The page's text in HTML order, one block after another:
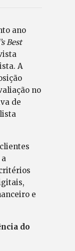
ano
Best
A
no
de
e
do